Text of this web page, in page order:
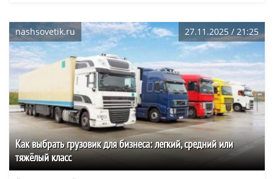
nashsovetik.ru 27.11.2025 / 21:25
Как выбрать грузовик для бизнеса: легкий, средний или
тяжёлый класс